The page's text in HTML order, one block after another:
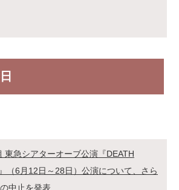
東急シアターオーブ公演『DEATH
（6月12日～28日）公演について、さら
中止を発表